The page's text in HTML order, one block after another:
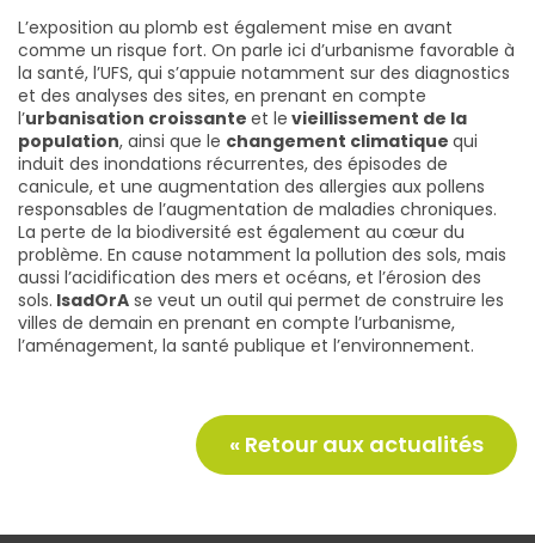
L’exposition au plomb est également mise en avant
comme un risque fort. On parle ici d’urbanisme favorable à
la santé, l’UFS, qui s’appuie notamment sur des diagnostics
et des analyses des sites, en prenant en compte
l’urbanisation croissante et le vieillissement de la
population, ainsi que le changement climatique qui
induit des inondations récurrentes, des épisodes de
canicule, et une augmentation des allergies aux pollens
responsables de l’augmentation de maladies chroniques.
La perte de la biodiversité est également au cœur du
problème. En cause notamment la pollution des sols, mais
aussi l’acidification des mers et océans, et l’érosion des
sols. IsadOrA se veut un outil qui permet de construire les
villes de demain en prenant en compte l’urbanisme,
l’aménagement, la santé publique et l’environnement.
« Retour aux actualités